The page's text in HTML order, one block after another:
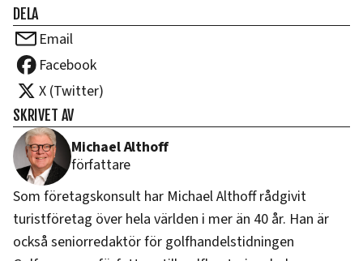
DELA
Email
Facebook
X (Twitter)
SKRIVET AV
Michael Althoff
författare
Som företagskonsult har Michael Althoff rådgivit
turistföretag över hela världen i mer än 40 år. Han är
också seniorredaktör för golfhandelstidningen